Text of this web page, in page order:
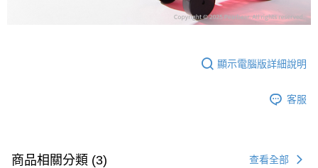
顯示電腦版詳細說明
客服
商品相關分類 (3) 查看全部